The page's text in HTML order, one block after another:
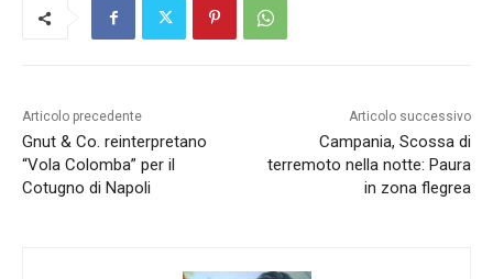
Articolo precedente
Gnut & Co. reinterpretano
“Vola Colomba” per il
Cotugno di Napoli
Articolo successivo
Campania, Scossa di
terremoto nella notte: Paura
in zona flegrea